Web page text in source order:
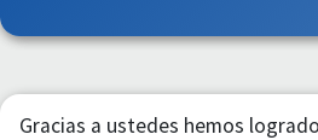
Gracias a ustedes hemos